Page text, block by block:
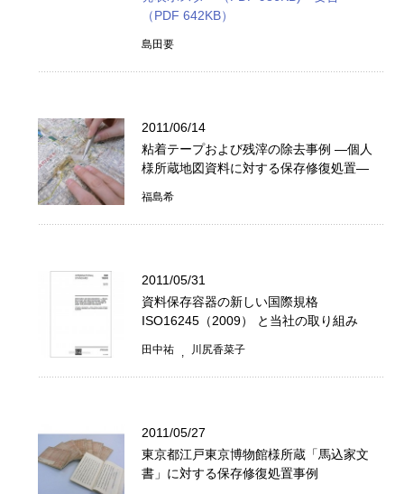
（PDF 642KB）
島田要
2011/06/14
粘着テープおよび残滓の除去事例 ―個人
様所蔵地図資料に対する保存修復処置―
福島希
2011/05/31
資料保存容器の新しい国際規格
ISO16245（2009） と当社の取り組み
田中祐 川尻香菜子
2011/05/27
東京都江戸東京博物館様所蔵「馬込家文
書」に対する保存修復処置事例